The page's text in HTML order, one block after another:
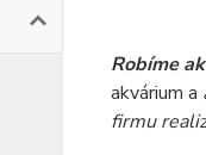
Robíme
akvárium a
firmu